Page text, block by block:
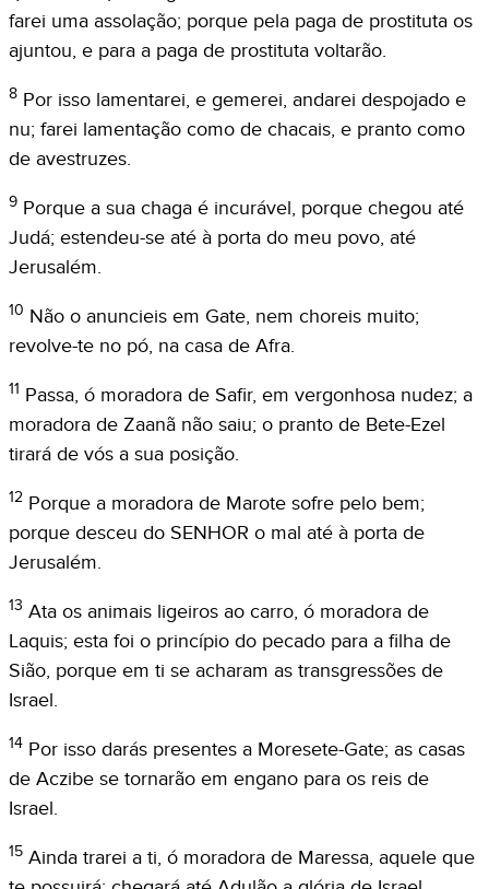
farei uma assolação; porque pela paga de prostituta os
ajuntou, e para a paga de prostituta voltarão.
8 Por isso lamentarei, e gemerei, andarei despojado e
nu; farei lamentação como de chacais, e pranto como
de avestruzes.
9 Porque a sua chaga é incurável, porque chegou até
Judá; estendeu-se até à porta do meu povo, até
Jerusalém.
10 Não o anuncieis em Gate, nem choreis muito;
revolve-te no pó, na casa de Afra.
11 Passa, ó moradora de Safir, em vergonhosa nudez; a
moradora de Zaanã não saiu; o pranto de Bete-Ezel
tirará de vós a sua posição.
12 Porque a moradora de Marote sofre pelo bem;
porque desceu do SENHOR o mal até à porta de
Jerusalém.
13 Ata os animais ligeiros ao carro, ó moradora de
Laquis; esta foi o princípio do pecado para a filha de
Sião, porque em ti se acharam as transgressões de
Israel.
14 Por isso darás presentes a Moresete-Gate; as casas
de Aczibe se tornarão em engano para os reis de
Israel.
15 Ainda trarei a ti, ó moradora de Maressa, aquele que